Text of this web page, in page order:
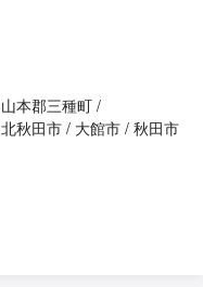
山本郡三種町
北秋田市 大館市 秋田市